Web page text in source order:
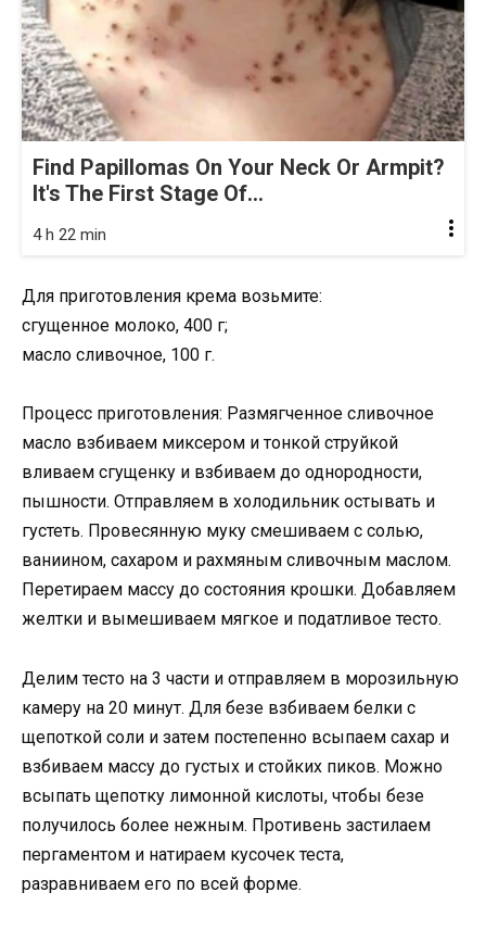
Find Papillomas On Your Neck Or Armpit?
It's The First Stage Of...
4 h 22 min
Для приготовления крема возьмите:
сгущенное молоко, 400 г;
масло сливочное, 100 г.
Процесс приготовления: Размягченное сливочное
масло взбиваем миксером и тонкой струйкой
вливаем сгущенку и взбиваем до однородности,
пышности. Отправляем в холодильник остывать и
густеть. Провесянную муку смешиваем с солью,
ваниином, сахаром и рахмяным сливочным маслом.
Перетираем массу до состояния крошки. Добавляем
желтки и вымешиваем мягкое и податливое тесто.
Делим тесто на 3 части и отправляем в морозильную
камеру на 20 минут. Для безе взбиваем белки с
щепоткой соли и затем постепенно всыпаем сахар и
взбиваем массу до густых и стойких пиков. Можно
всыпать щепотку лимонной кислоты, чтобы безе
получилось более нежным. Противень застилаем
пергаментом и натираем кусочек теста,
разравниваем его по всей форме.